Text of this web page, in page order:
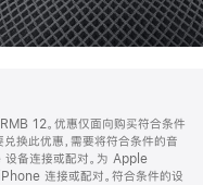
12。优惠仅面向购买符合条件
换此优惠，需要将符合条件的音
备连接或配对。为 Apple
连接或配对。符合条件的设